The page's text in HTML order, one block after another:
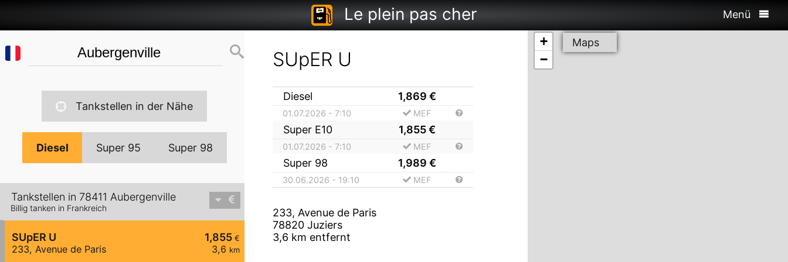
Le plein pas cher Menü
Tankstellen in der Nähe
Diesel Super 95 Super 98
Tankstellen in 78411 Aubergenville
Billig tanken in Frankreich
1,855 €
3,6 km
SUpER U
233, Avenue de Paris
SUpER U
Diesel 1,869 €
01.07.2026 - 7:10 MEF
Super E10 1,855€
01.07.2026 - 7:10 MEF
Super 98 1,989 €
30.06.2026 - 19:10 MEF
233, Avenue de Paris
78820 Juziers
3,6 km entfernt
+
−
Maps